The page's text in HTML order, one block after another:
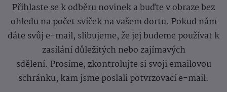
Přihlaste se k odběru novinek a buďte v obraze bez
ohledu na počet svíček na vašem dortu. Pokud nám
dáte svůj e-mail, slibujeme, že jej budeme používat k
zasílání důležitých nebo zajímavých
sdělení. Prosíme, zkontrolujte si svoji emailovou
schránku, kam jsme poslali potvrzovací e-mail.